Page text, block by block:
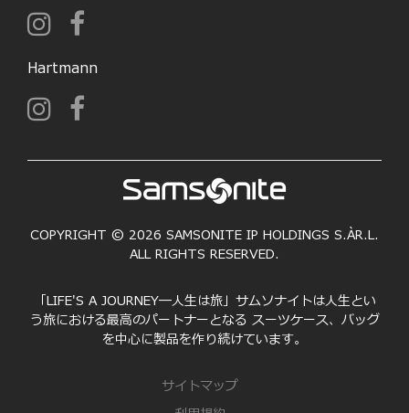
Hartmann
COPYRIGHT © 2026 SAMSONITE IP HOLDINGS S.ÀR.L.
ALL RIGHTS RESERVED.
「LIFE'S A JOURNEY―人生は旅」サムソナイトは人生とい
う旅における最高のパートナーとなる スーツケース、バッグ
を中心に製品を作り続けています。
サイトマップ